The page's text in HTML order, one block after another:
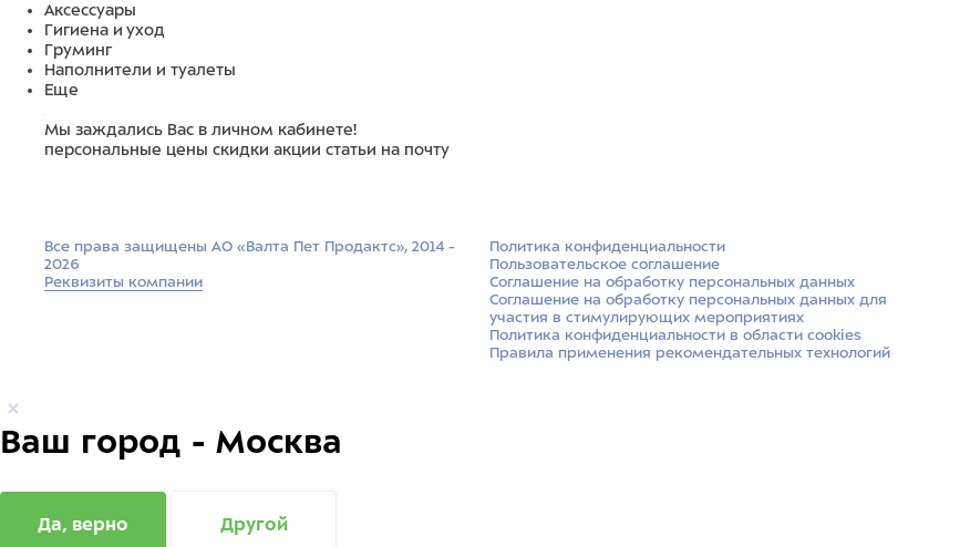
Аксессуары
Гигиена и уход
Груминг
Наполнители и туалеты
Еще
Мы заждались Вас в личном кабинете!
персональные цены скидки акции статьи на почту
Все права защищены АО «Валта Пет Продактс», 2014 -
2026
Реквизиты компании
Политика конфиденциальности
Пользовательское соглашение
Соглашение на обработку персональных данных
Соглашение на обработку персональных данных для
участия в стимулирующих мероприятиях
Политика конфиденциальности в области cookies
Правила применения рекомендательных технологий
Ваш город - Москва
Да, верно Другой